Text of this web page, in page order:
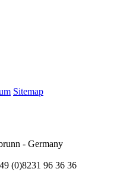
Sitemap
- Germany
(0)8231 96 36 36